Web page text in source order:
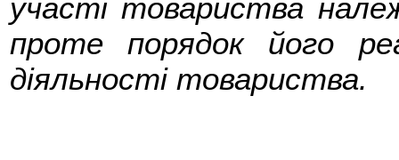
участі товариства
проте порядок його
діяльності товариства.